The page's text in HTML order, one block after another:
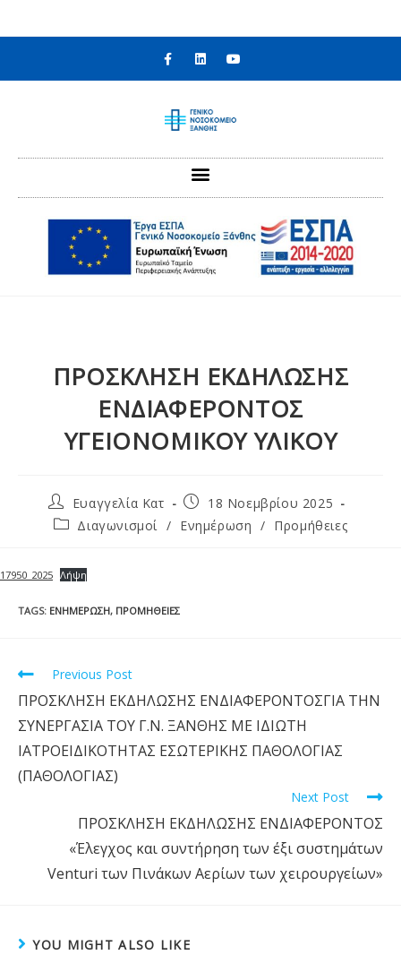
ΠΡΟΣΚΛΗΣΗ ΕΚΔΗΛΩΣΗΣ
ΕΝΔΙΑΦΕΡΟΝΤΟΣ
ΥΓΕΙΟΝΟΜΙΚΟΥ ΥΛΙΚΟΥ
Ευαγγελία Κατ
18 Νοεμβρίου 2025
Διαγωνισμοί / Ενημέρωση / Προμήθειες
17950_2025 Λήψη
TAGS: ΕΝΗΜΈΡΩΣΗ, ΠΡΟΜΉΘΕΙΕΣ
Previous Post
ΠΡΟΣΚΛΗΣΗ ΕΚΔΗΛΩΣΗΣ ΕΝΔΙΑΦΕΡΟΝΤΟΣΓΙΑ ΤΗΝ
ΣΥΝΕΡΓΑΣΙΑ ΤΟΥ Γ.Ν. ΞΑΝΘΗΣ ΜΕ ΙΔΙΩΤΗ
ΙΑΤΡΟΕΙΔΙΚΟΤΗΤΑΣ ΕΣΩΤΕΡΙΚΗΣ ΠΑΘΟΛΟΓΙΑΣ
(ΠΑΘΟΛΟΓΙΑΣ)
Next Post
ΠΡΟΣΚΛΗΣΗ ΕΚΔΗΛΩΣΗΣ ΕΝΔΙΑΦΕΡΟΝΤΟΣ
«Έλεγχος και συντήρηση των έξι συστημάτων
Venturi των Πινάκων Αερίων των χειρουργείων»
YOU MIGHT ALSO LIKE